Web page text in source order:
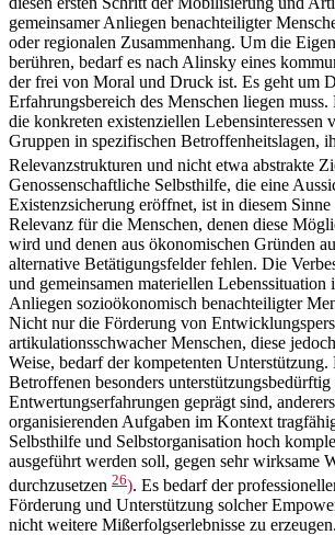
gemeinsamer Anliegen benachteiligter
oder regionalen Zusammenhang. Um die
berühren, bedarf es nach Alinsky eines
der frei von Moral und Druck ist. Es geht um
Erfahrungsbereich des Menschen liegen
die konkreten existenziellen Lebensinteressen
Gruppen in spezifischen Betroffenheitslagen,
Relevanzstrukturen und nicht etwa abstrakte
Genossenschaftliche Selbsthilfe, die eine
Existenzsicherung eröffnet, ist in diesem
Relevanz für die Menschen, denen diese
wird und denen aus ökonomischen Gründen
alternative Betätigungsfelder fehlen. Die
und gemeinsamen materiellen Lebenssituation
Anliegen sozioökonomisch benachteiligter
Nicht nur die Förderung von
artikulationsschwacher Menschen, diese
Weise, bedarf der kompetenten Unterstützung.
Betroffenen besonders
Entwertungserfahrungen geprägt sind,
organisierenden Aufgaben im Kontext
Selbsthilfe und Selbstorganisation hoch
ausgeführt werden soll, gegen sehr wirksame
durchzusetzen 26). Es bedarf der
Förderung und Unterstützung solcher
nicht weitere Mißerfolgserlebnisse zu erzeugen.